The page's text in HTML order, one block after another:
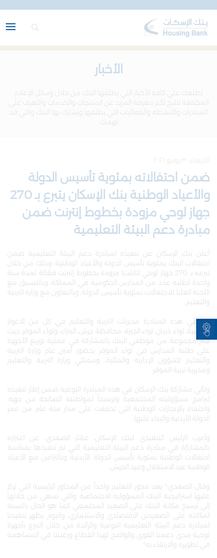
Open toolbar
الأخبار
نطلعك على كافة الأخبار التي يطلقها البنك من خلال وسائل الإعلام
المختلفة لنتيح لكم معرفة المزيد عن المنتجات والخدمات والتعرف على
المبادرات والأنشطة والفعاليات التي يطلقها ويشارك بها البنك والتي قد
تهمك.
ضمن احتفالاته بمئوية تأسيس الدولة
والأعياد الوطنية بنك الإسكان يتبرع بـ 270
جهاز لوحي مزودة بخطوط إنترنت ضمن
مبادرة دعم البيئة التعليمية
أعلن بنك الإسكان عن تنفيذه لمبادرة دعم البيئة التعليمية ضمن
احتفالات البنك بمئوية تأسيس الدولة والأعياد الوطنية، وذلك من خلال
تبرعه بـ 270 جهاز لوحي (تابلت) مزودة بخطوط إنترنت فعّالة لمدة سنة
واحدة لطلبة عدد من المدارس الحكومية في المملكة، وبالتنسيق مع
اللجنة العليا للاحتفالات بمئوية تأسيس الدولة، وبالتعاون مع وزارة التربية
والتعليم.
وتغطي هذه المبادرة مديريات التربية والتعليم في كل من الاغوار
الجنوبية، لواء ذيبان، لواء الجيزة، محافظة جرش، البتراء، ولواء الموقر حيث
قام مجموعة من موظفي البنك بالمشاركة في عملية توزيع الأجهزة
على طلبة المدارس في لواء الموقر بحضور أمين عام وزارة التربية
والتعليم للشؤون الإدارية والمالية، وممثلي وزارة التربية والتعليم
ومديرية تربية الموقر.
وتأتي مشاركة بنك الإسكان في هذه المبادرة النوعية ضمن إطار تنفيذه
لبرامج مسؤوليته المجتمعية وترسيخاً لمواطنته الصالحة من جهة،
واحتفاءً بالإنجازات الوطنية التي تحققت على مدار مئة عام من عمر
الدولة الأردنية والبناء عليها.
وأعرب الرئيس التنفيذي لبنك الإسكان، عمّار الصفدي، عن اعتزازه
بالمشاركة في مبادرة دعم البيئة التعليمية التي تم تنفيذها بمناسبة
احتفالات الوطنية بمئوية تأسيس الدولة الأردنية وبالتزامن مع الأعياد
الوطنية عيد الاستقلال وعيد الجيش.
وقال الصفدي:" يعد محور التعليم واحداً من المحاور الرئيسية التي تركز
عليها استراتيجية البنك المسؤولية الاجتماعية والتي نسعى من خلالها
إلى ترسيخ مكانة البنك على الصعيد المجتمعي كما هو الحال بالنسبة
لمكانته على الصعيدين الاقتصادي والاستثماري، واليوم يظهر تنفيذنا
لمبادرة دعم البيئة التعليمية النوعية والرائدة من خلال التبرع بأجهزة
لوحية مدى دعمنا القوي والواضح لهذا القطاع ورغبتنا في المساهمة
في تطويره والارتقاء به".